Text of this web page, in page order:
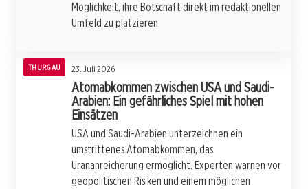
Möglichkeit, ihre Botschaft direkt im redaktionellen
Umfeld zu platzieren
THURGAU 23. Juli 2026
Atomabkommen zwischen USA und Saudi-
Arabien: Ein gefährliches Spiel mit hohen
Einsätzen
USA und Saudi-Arabien unterzeichnen ein
umstrittenes Atomabkommen, das
Urananreicherung ermöglicht. Experten warnen vor
geopolitischen Risiken und einem möglichen